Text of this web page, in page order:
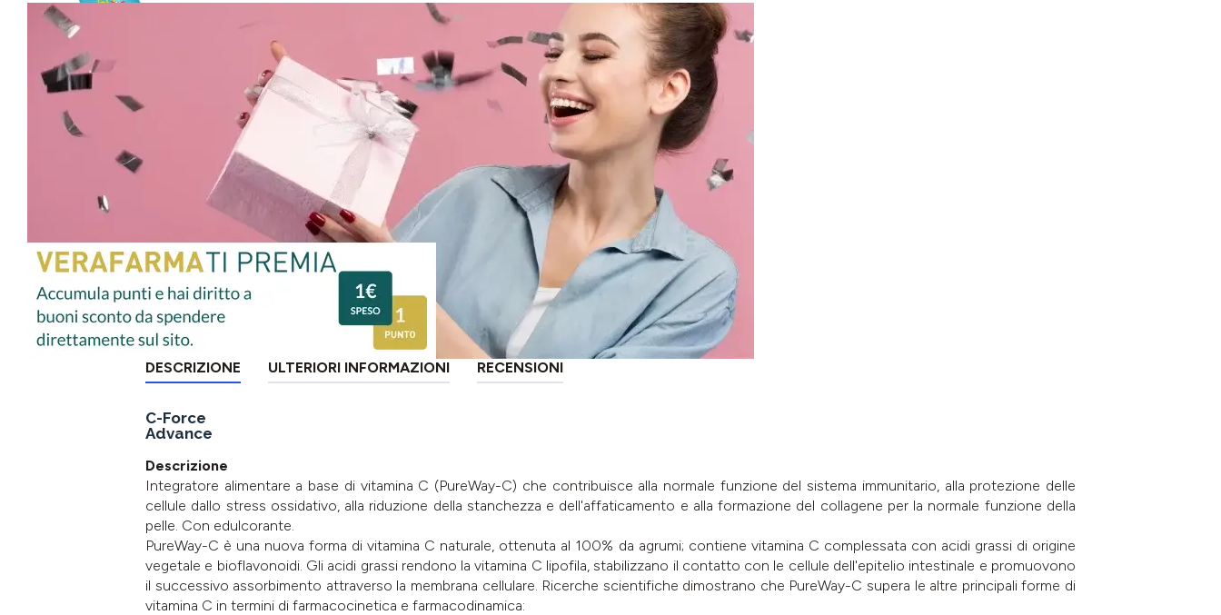
DESCRIZIONE ULTERIORI INFORMAZIONI RECENSIONI
C-Force
Advance
Descrizione
Integratore alimentare a base di vitamina C (PureWay-C) che contribuisce alla normale funzione del sistema immunitario, alla protezione delle
cellule dallo stress ossidativo, alla riduzione della stanchezza e dell'affaticamento e alla formazione del collagene per la normale funzione della
pelle. Con edulcorante.
PureWay-C è una nuova forma di vitamina C naturale, ottenuta al 100% da agrumi; contiene vitamina C complessata con acidi grassi di origine
vegetale e bioflavonoidi. Gli acidi grassi rendono la vitamina C lipofila, stabilizzano il contatto con le cellule dell'epitelio intestinale e promuovono
il successivo assorbimento attraverso la membrana cellulare. Ricerche scientifiche dimostrano che PureWay-C supera le altre principali forme di
vitamina C in termini di farmacocinetica e farmacodinamica: